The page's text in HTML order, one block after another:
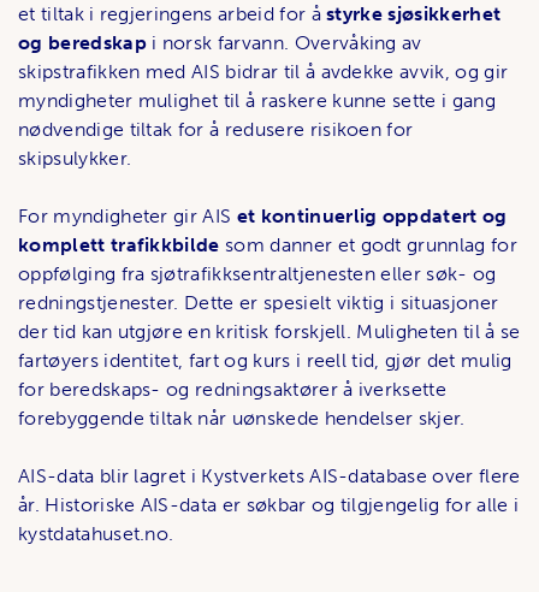
et tiltak i regjeringens arbeid for åstyrke sjøsikkerhet
og beredskapi norsk farvann. Overvåking av
skipstrafikken med AIS bidrar til å avdekke avvik, og gir
myndigheter mulighet til å raskere kunne sette i gang
nødvendige tiltak for å redusere risikoen for
skipsulykker.
For myndigheter gir AIS et kontinuerlig oppdatert og
komplett trafikkbilde som danner et godt grunnlag for
oppfølging fra sjøtrafikksentraltjenesten eller søk- og
redningstjenester. Dette er spesielt viktig i situasjoner
der tid kan utgjøre en kritisk forskjell. Muligheten til å se
fartøyers identitet, fart og kurs i reell tid, gjør det mulig
for beredskaps- og redningsaktører å iverksette
forebyggende tiltak når uønskede hendelser skjer.
AIS-data blir lagret i Kystverkets AIS-database over flere
år. Historiske AIS-data er søkbar og tilgjengelig for alle i
kystdatahuset.no.